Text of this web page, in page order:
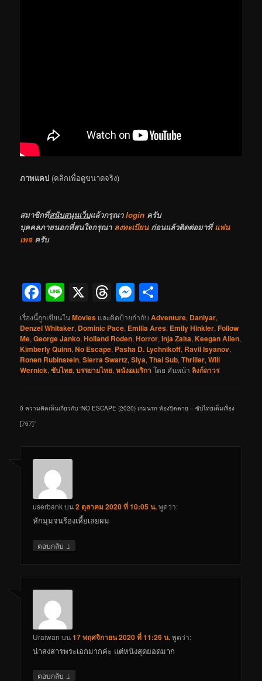
ภาพแคป (คลิกเพื่อดูขนาดจริง)
สมาชิกที่สนับสนุนเว็บแล้วกรุณาlogin ครับ
บุคคลภายนอกที่สนใจกรุณา ลงทะเบียนก่อนแล้วติดต่อมาที่แฟน
เพจครับ
Facebook
Line
X Threads
Messenger
เรื่องนี้ถูกเขียนในMovies และติดป้ายกำกับAdventure, Daniyar,
Denzel Whitaker, Dominic Pace, Emilia Ares, Emily Hinkler,Follow
Me,George Janko,Holland Roden,Horror,Inja Zalta,Keegan Allen,
Kimberly Quinn,No Escape, Pasha D. Lychnikoff, Ravil Isyanov,
Ronen Rubinstein,Sierra Swartz,Siya,Thai Sub,Thriller,Will
Wernick,ซับไทย,บรรยายไทย,หนังอเมริกา โดย คั่นหน้าลิงก์ถาวร
0 ความคิดเห็นเกี่ยวกับ “NO ESCAPE (2020) เกมนรก ห้องปิดตาย – ซับไทยเต็มเรื่อง
[767]”
userbankบน2 ตุลาคม 2020 ที่ 10:05 น.พูดว่า:
หักมุมจนร้องเหี้ยเลยผม
ตอบกลับ ↓
Uraiwan บน17 พฤศจิกายน 2020 ที่ 11:26 น.พูดว่า:
น่าสงสารพระเอกมากค่ะ แต่หนังสุดยอดมาก
ตอบกลับ ↓